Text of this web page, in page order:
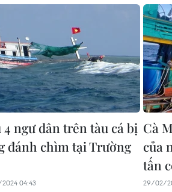
4 ngư dân trên tàu cá bị
đánh chìm tại Trường
04:43
Cà
của
tấn
29/02/